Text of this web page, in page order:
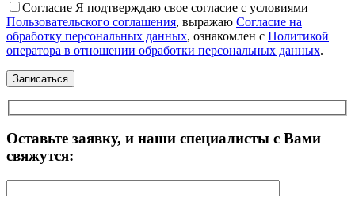
Согласие Я подтверждаю свое согласие с условиями
Пользовательского соглашения, выражаю Согласие на
обработку персональных данных, ознакомлен с Политикой
оператора в отношении обработки персональных данных.
Оставьте заявку, и наши специалисты с Вами
свяжутся: